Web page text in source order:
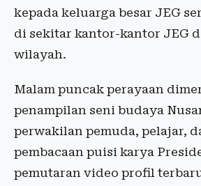
kepada keluarga besar JEG
di sekitar kantor-kantor JEG
wilayah.
Malam puncak perayaan
penampilan seni budaya
perwakilan pemuda, pelajar,
pembacaan puisi karya
pemutaran video profil